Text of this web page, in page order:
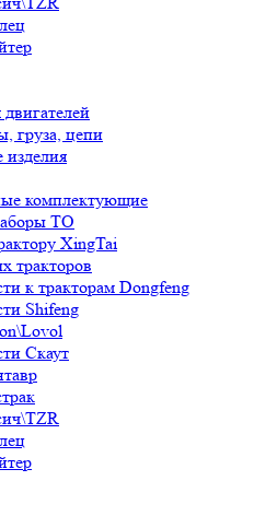
груза, цепи
изделия
комплектующие
ТО
XingTai
тракторов
к тракторам Dongfeng
Shifeng
Скаут